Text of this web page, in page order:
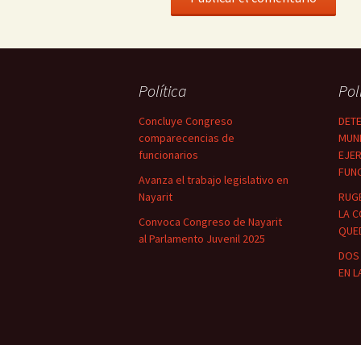
Política
Concluye Congreso
comparecencias de
funcionarios
Avanza el trabajo legislativo en
Nayarit
Convoca Congreso de Nayarit
al Parlamento Juvenil 2025
LA
DOS
EN